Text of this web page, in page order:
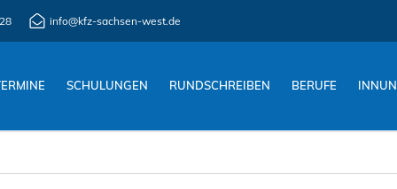
info@kfz-sachsen-west.de
SCHULUNGEN RUNDSCHREIBEN BERUFE